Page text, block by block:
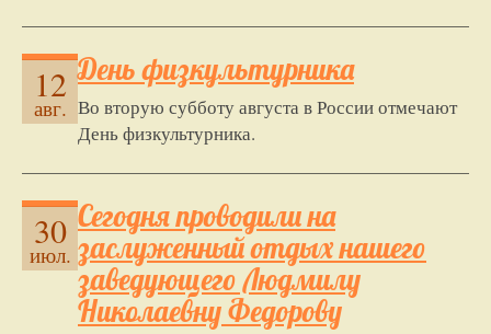
12
авг.
День физкультурника
Во вторую субботу августа в России отмечают
День физкультурника.
30
июл.
Сегодня проводили на
заслуженный отдых нашего
заведующего Людмилу
Николаевну Федорову